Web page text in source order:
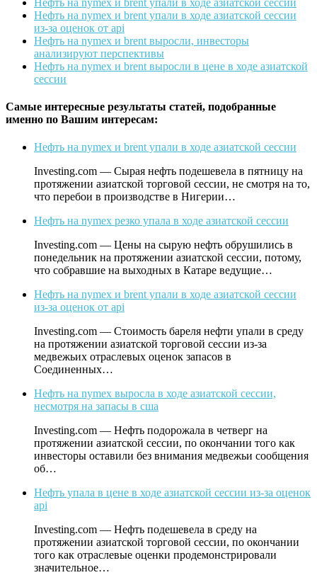
Нефть на nymex и brent упали в ходе азиатской сессии
из-за оценок от api
Нефть на nymex и brent выросли, инвесторы
анализируют перспективы
Нефть на nymex и brent выросли в цене в ходе азиатской
сессии
Самые интересные результаты статей, подобранные
именно по Вашим интересам:
Нефть на nymex и brent упали в ходе азиатской сессии
Investing.com — Сырая нефть подешевела в пятницу на
протяжении азиатской торговой сессии, не смотря на то,
что перебои в производстве в Нигерии…
Нефть на nymex резко упала в ходе азиатской сессии
Investing.com — Цены на сырую нефть обрушились в
понедельник на протяжении азиатской сессии, потому,
что собравшие на выходных в Катаре ведущие…
Нефть на nymex и brent упали в ходе азиатской сессии
из-за оценок от api
Investing.com — Стоимость бареля нефти упали в среду
на протяжении азиатской торговой сессии из-за
медвежьих отраслевых оценок запасов в
Соединенных…
Нефть на nymex выросла в ходе азиатской сессии,
несмотря на запасы в сша
Investing.com — Нефть подорожала в четверг на
протяжении азиатской сессии, по окончании того как
инвесторы оставили без внимания медвежьи сообщения
об…
Нефть упала в цене в ходе азиатской сессии из-за оценок
api
Investing.com — Нефть подешевела в среду на
протяжении азиатской торговой сессии, по окончании
того как отраслевые оценки продемонстрировали
значительное…